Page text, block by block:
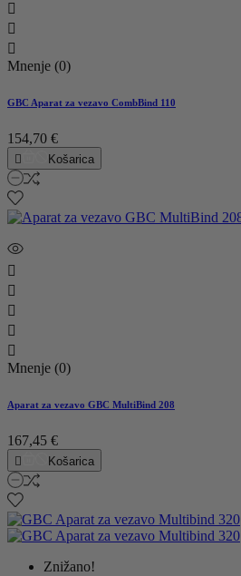



Mnenje (0)
GBC Aparat za vezavo CombBind 110
154,70 €
 Košarica





Mnenje (0)
Aparat za vezavo GBC MultiBind 208
167,45 €
 Košarica
Znižano!